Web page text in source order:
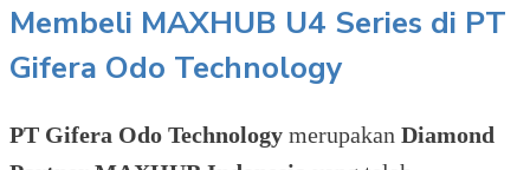
Membeli MAXHUB U4 Series di PT
Gifera Odo Technology
PT Gifera Odo Technology merupakan Diamond